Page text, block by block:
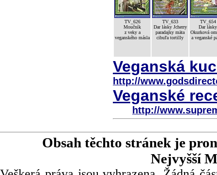
TV_626
Moučník
z veky a
veganského másla
TV_633
Dar lásky Jcherry
paradajky mäta
cibuľa tortilly
TV_654
Dar lásky
Okurková
a veganské
Veganská
http://
Veganské
http://
Obsah těchto stránek je
Nejvyšší